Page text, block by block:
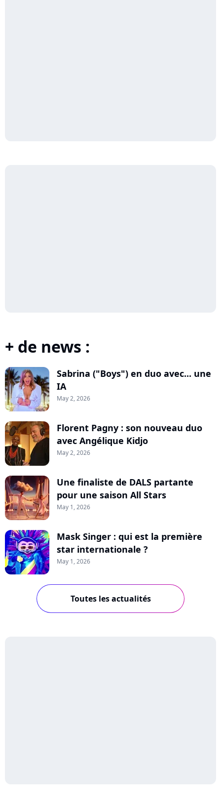
+ de news :
Sabrina ("Boys") en duo avec... une
IA
May 2, 2026
Florent Pagny : son nouveau duo
avec Angélique Kidjo
May 2, 2026
Une finaliste de DALS partante
pour une saison All Stars
May 1, 2026
Mask Singer : qui est la première
star internationale ?
May 1, 2026
Toutes les actualités